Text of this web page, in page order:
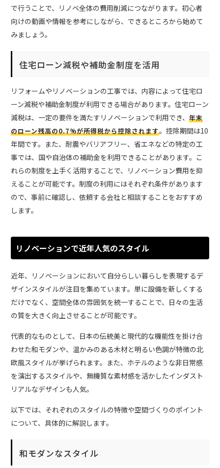
で行うことで、リノベ全体の費用削減につながります。初心者
向けの動画や情報を参考にしながら、できるところから始めて
みましょう。
住宅ローン減税や補助金制度を活用
リフォームやリノベーションの工事では、内容によって住宅ロ
ーン減税や補助金制度が利用できる場合があります。住宅ローン
減税は、一定の要件を満たすリノベーションで利用でき、年末
のローン残高の0.7%が所得税から控除されます。控除期間は10
年間です。また、耐震やバリアフリー、省エネなどの特定の工
事では、国や自治体の補助金を利用できることがあります。こ
れらの制度を上手く活用することで、リノベーション費用を抑
えることが可能です。制度の利用にはそれぞれ条件があります
ので、事前に確認し、依頼する会社と相談することをおすすめ
します。
リノベーションで近年人気のスタイル
近年、リノベーションにおいて自分らしい暮らしを表現するデ
ザインスタイルが注目を集めています。単に設備を新しくする
だけでなく、空間全体の雰囲気を統一することで、日々の生活
の質を大きく向上させることが可能です。
代表的なものとして、日本の伝統美と現代的な機能性を掛け合
わせた和モダンや、温かみのある木材と明るい色調が特徴の北
欧風スタイルが挙げられます。また、ホテルのような非日常感
を演出するスタイルや、無機質な素材感を活かしたインダスト
リアルなデザインも人気。
以下では、それぞれのスタイルの特徴や空間づくりのポイント
について、具体的に解説します。
和モダンなスタイル